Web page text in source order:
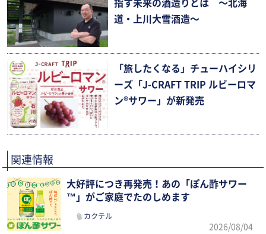
指す未来の酒造りとは 〜北海
道・上川大雪酒造〜
「旅したくなる」チューハイシリ
ーズ「J-CRAFT TRIP ルビーロマ
ン®サワー」が新発売
関連情報
大好評につき再発売！あの「ぽん酢サワー
™」がご家庭でたのしめます
カクテル
2026/08/04